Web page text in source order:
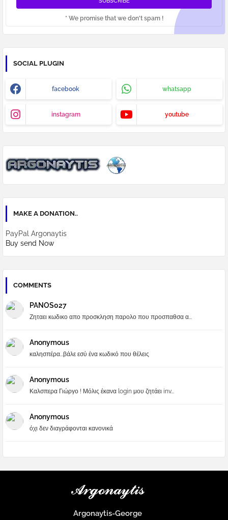
* We promise that we don't spam !
SOCIAL PLUGIN
facebook whatsapp
instagram youtube
MAKE A DONATION..
PayPal Argonaytis
Buy send Now
COMMENTS
PANOS027
Ζηταει κωδικο απο προσκληση παρολο που προσπαθσα α...
Anonymous
καλησπέρα...βάλε εσύ ένα κωδικό που θέλεις
Anonymous
Καλσπερα Γιώργο ! Μόλις έκανα login μου ζητάει inv...
Anonymous
όχι δεν διαγράφονται κανονικά
Argonaytis-George